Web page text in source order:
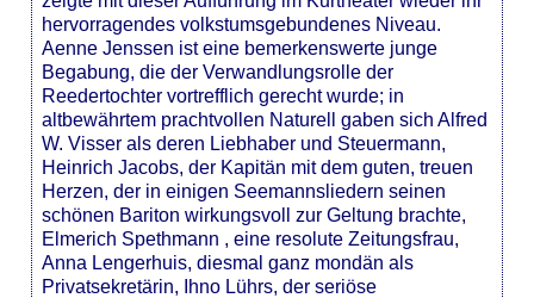
hervorragendes volkstumsgebundenes Niveau.
Aenne Jenssen ist eine bemerkenswerte junge
Begabung, die der Verwandlungsrolle der
Reedertochter vortrefflich gerecht wurde; in
altbewährtem prachtvollen Naturell gaben sich Alfred
W. Visser als deren Liebhaber und Steuermann,
Heinrich Jacobs, der Kapitän mit dem guten, treuen
Herzen, der in einigen Seemannsliedern seinen
schönen Bariton wirkungsvoll zur Geltung brachte,
Elmerich Spethmann , eine resolute Zeitungsfrau,
Anna Lengerhuis, diesmal ganz mondän als
Privatsekretärin, Ihno Lührs, der seriöse